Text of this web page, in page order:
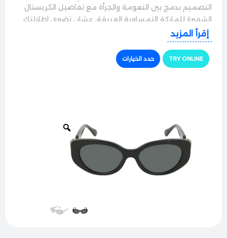
التصميم بدمج بين النعومة والجرأة مع تفاصيل الكريستال
الشهيرة للماركة النمساوية العريقة، عشان تضوي إطلالتك
في كل مشوار وطلعة.
الجودة والراحة
النظارة بتيجي بإطار كامل بتصميم عيون القطة (أو البيضاوي
حماية وأداء ممتاز
مجهزة بعدسات أصلية عالية النقاء بتوفر حماية كاملة
100% من أشعة الشمس والأشعة فوق البنفسجية الضارة.
العدسات بتعمل على تصفية التوهج القوي بامتياز عشان
إقرأ المزيد
TRY ONLINE حدد الخيارات